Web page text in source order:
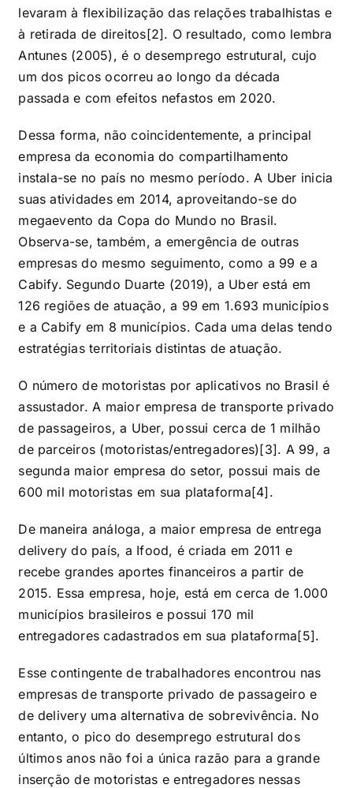
levaram à flexibilização das relações trabalhistas e
à retirada de direitos[2]. O resultado, como lembra
Antunes (2005), é o desemprego estrutural, cujo
um dos picos ocorreu ao longo da década
passada e com efeitos nefastos em 2020.
Dessa forma, não coincidentemente, a principal
empresa da economia do compartilhamento
instala-se no país no mesmo período. A Uber inicia
suas atividades em 2014, aproveitando-se do
megaevento da Copa do Mundo no Brasil.
Observa-se, também, a emergência de outras
empresas do mesmo seguimento, como a 99 e a
Cabify. Segundo Duarte (2019), a Uber está em
126 regiões de atuação, a 99 em 1.693 municípios
e a Cabify em 8 municípios. Cada uma delas tendo
estratégias territoriais distintas de atuação.
O número de motoristas por aplicativos no Brasil é
assustador. A maior empresa de transporte privado
de passageiros, a Uber, possui cerca de 1 milhão
de parceiros (motoristas/entregadores)[3]. A 99, a
segunda maior empresa do setor, possui mais de
600 mil motoristas em sua plataforma[4].
De maneira análoga, a maior empresa de entrega
delivery do país, a Ifood, é criada em 2011 e
recebe grandes aportes financeiros a partir de
2015. Essa empresa, hoje, está em cerca de 1.000
municípios brasileiros e possui 170 mil
entregadores cadastrados em sua plataforma[5].
Esse contingente de trabalhadores encontrou nas
empresas de transporte privado de passageiro e
de delivery uma alternativa de sobrevivência. No
entanto, o pico do desemprego estrutural dos
últimos anos não foi a única razão para a grande
inserção de motoristas e entregadores nessas